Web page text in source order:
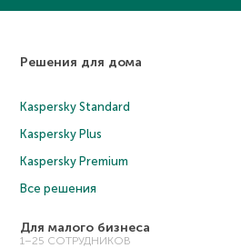
Решения для дома
Kaspersky Standard
Kaspersky Plus
Kaspersky Premium
Все решения
Для малого бизнеса
1–25 СОТРУДНИКОВ